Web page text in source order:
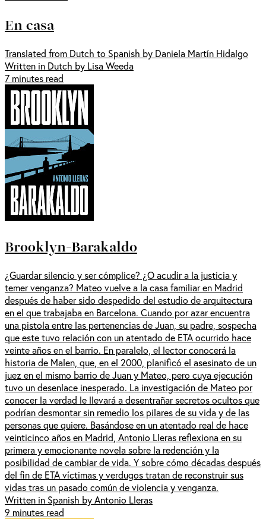
En casa
Translated from Dutch to Spanish by Daniela Martín Hidalgo
Written in Dutch by Lisa Weeda
7 minutes read
Brooklyn-Barakaldo
¿Guardar silencio y ser cómplice? ¿O acudir a la justicia y
temer venganza? Mateo vuelve a la casa familiar en Madrid
después de haber sido despedido del estudio de arquitectura
en el que trabajaba en Barcelona. Cuando por azar encuentra
una pistola entre las pertenencias de Juan, su padre, sospecha
que este tuvo relación con un atentado de ETA ocurrido hace
veinte años en el barrio. En paralelo, el lector conocerá la
historia de Malen, que, en el 2000, planificó el asesinato de un
juez en el mismo barrio de Juan y Mateo, pero cuya ejecución
tuvo un desenlace inesperado. La investigación de Mateo por
conocer la verdad le llevará a desentrañar secretos ocultos que
podrían desmontar sin remedio los pilares de su vida y de las
personas que quiere. Basándose en un atentado real de hace
veinticinco años en Madrid, Antonio Lleras reflexiona en su
primera y emocionante novela sobre la redención y la
posibilidad de cambiar de vida. Y sobre cómo décadas después
del fin de ETA víctimas y verdugos tratan de reconstruir sus
vidas tras un pasado común de violencia y venganza.
Written in Spanish by Antonio Lleras
9 minutes read